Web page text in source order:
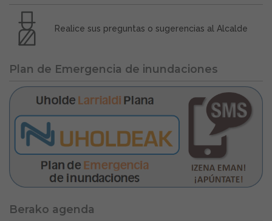
Realice sus preguntas o sugerencias al Alcalde
Plan de Emergencia de inundaciones
Berako agenda